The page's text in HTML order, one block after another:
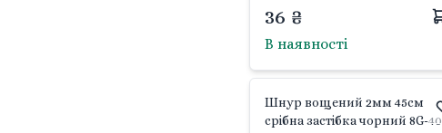
10 Китай
36 ₴
В наявності
Шнур вощений 2мм 45см
срібна застібка чорний 8G-40